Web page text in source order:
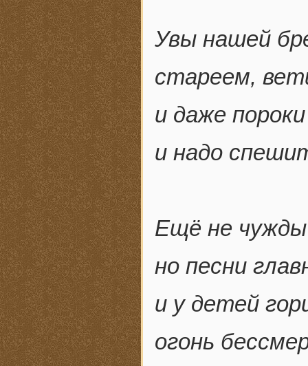
Увы нашей
стареем,
и даже
и надо
Ещё не
но песни
и у детей
огонь